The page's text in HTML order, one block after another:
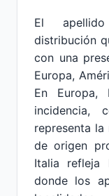
El
distribución
con una
Europa,
En
incidencia,
representa
de origen
Italia refleja
donde los